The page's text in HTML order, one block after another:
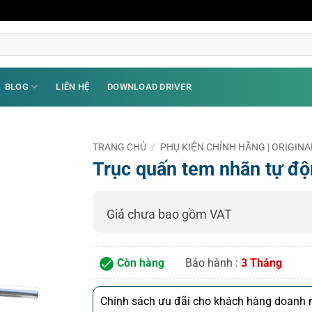
BLOG LIÊN HỆ DOWNLOAD DRIVER
TRANG CHỦ / PHỤ KIỆN CHÍNH HÃNG |
Trục quấn tem nhãn tự
Giá chưa bao gồm VAT
Còn hàng Bảo hành :3 Tháng
Chính sách ưu đãi cho khách hàng doanh